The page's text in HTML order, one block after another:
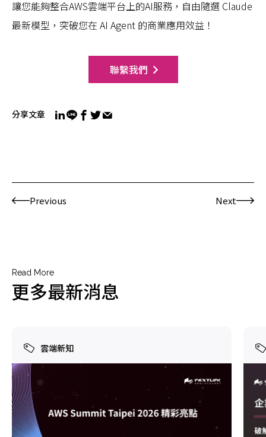
讓您能夠整合AWS雲端平台上的AI服務，自由隨選 Claude
最新模型，突破您在 AI Agent 的商業應用效益！
聯繫我們
分享文章
Previous Next
Read More
更多最新消息
雲端新知